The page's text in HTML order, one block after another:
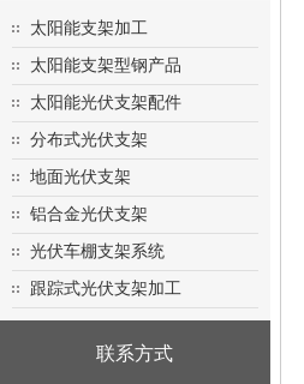
太阳能支架加工
太阳能支架型钢产品
太阳能光伏支架配件
分布式光伏支架
地面光伏支架
铝合金光伏支架
光伏车棚支架系统
跟踪式光伏支架加工
联系方式